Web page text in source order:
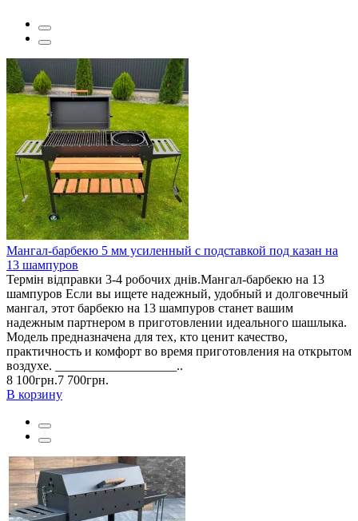
Мангал-барбекю 5 мм усиленный с подставкой под казан на
13 шампуров
Термін відправки 3-4 робочих днів.Мангал-барбекю на 13
шампуров Если вы ищете надежный, удобный и долговечный
мангал, этот барбекю на 13 шампуров станет вашим
надежным партнером в приготовлении идеального шашлыка.
Модель предназначена для тех, кто ценит качество,
практичность и комфорт во время приготовления на открытом
воздухе. ___________________..
8 100грн.7 700грн.
В корзину